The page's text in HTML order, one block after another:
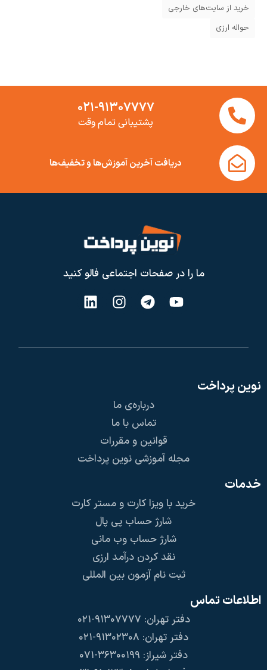
خرید از سایت‌های خارجی
حواله ارزی
۰۲۱-۹۱۳۰۷۷۷۷
پشتیبانی تمام وقت
دریافت آخرین آموزش‌ها و تخفیف‌ها
ما را در صفحات اجتماعی فالو کنید
نوین پرداخت
درباره‌ی ما
تماس با ما
قوانین و مقررات
مجله آموزشی نوین پرداخت
خدمات
خرید با ویزا کارت و مستر کارت
شارژ حساب پی پال
شارژ حساب وب مانی
نقد کردن درآمد ارزی
ثبت نام آزمون بین المللی
اطلاعات تماس
دفتر تهران: ۹۱۳۰۷۷۷۷-۰۲۱
دفتر تهران: ۹۱۳۰۲۳۰۸-۰۲۱
دفتر شیراز: ۳۶۳۰۰۱۹۹-۰۷۱